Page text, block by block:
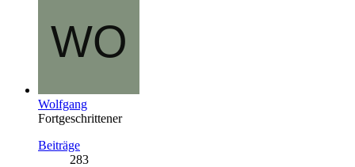
Wolfgang
Fortgeschrittener
Beiträge
283